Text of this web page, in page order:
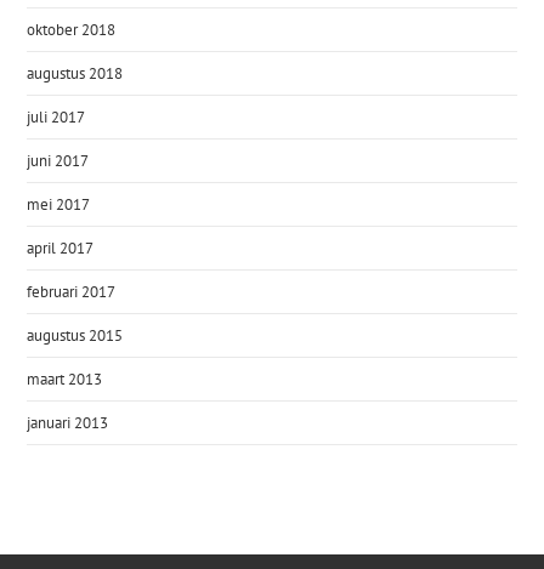
oktober 2018
augustus 2018
juli 2017
juni 2017
mei 2017
april 2017
februari 2017
augustus 2015
maart 2013
januari 2013